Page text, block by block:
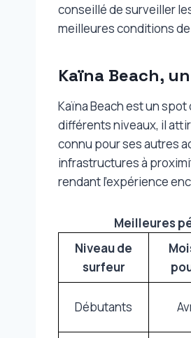
conseillé de surveiller
meilleures conditions de
Kaïna Beach,
Kaïna Beach est un
différents niveaux, il
connu pour ses autres
infrastructures à
rendant l’expérience
Meilleures
Niveau de
surfeur
Débutants